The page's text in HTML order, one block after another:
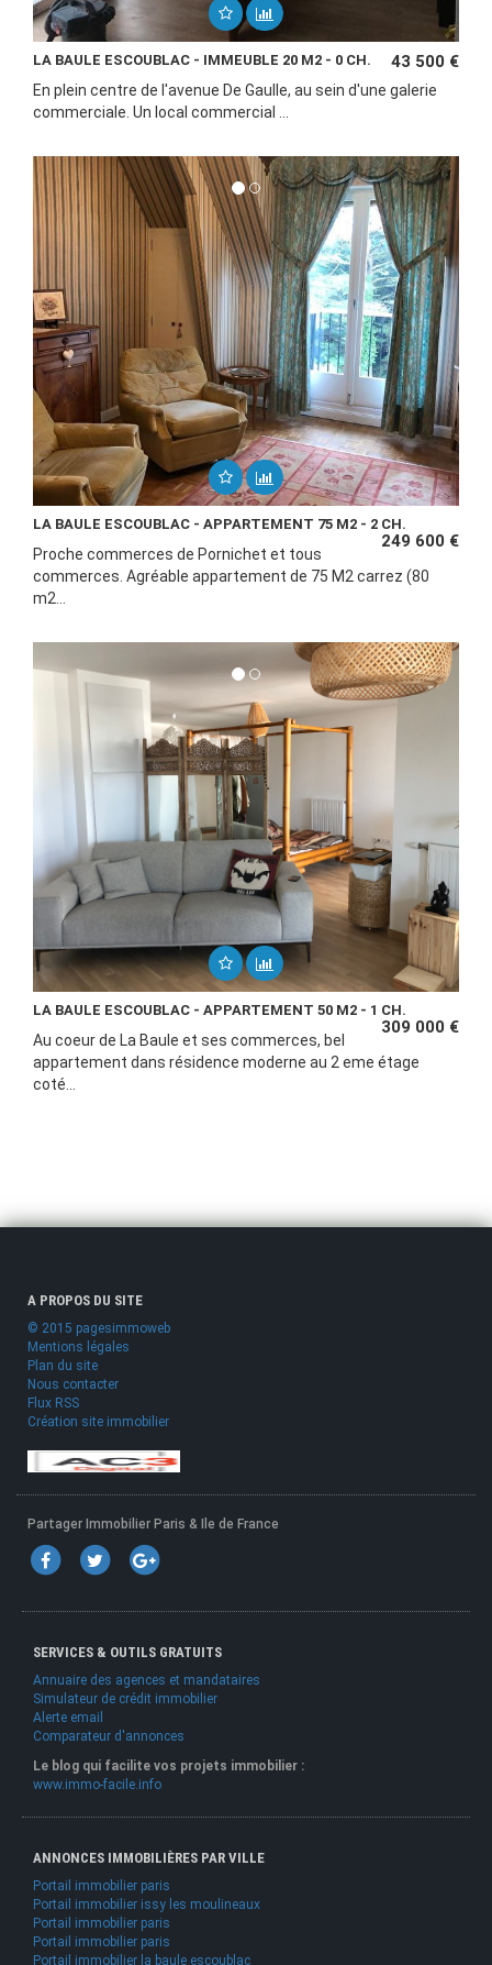
LA BAULE ESCOUBLAC - IMMEUBLE 20 M2 - 0 CH. 43 500 €
En plein centre de l'avenue De Gaulle, au sein d'une galerie
commerciale. Un local commercial ...
LA BAULE ESCOUBLAC - APPARTEMENT 75 M2 - 2 CH.
249 600 €
Proche commerces de Pornichet et tous
commerces. Agréable appartement de 75 M2 carrez (80
m2...
LA BAULE ESCOUBLAC - APPARTEMENT 50 M2 - 1 CH.
309 000 €
Au coeur de La Baule et ses commerces, bel
appartement dans résidence moderne au 2 eme étage
coté...
A PROPOS DU SITE
© 2015 pagesimmoweb
Mentions légales
Plan du site
Nous contacter
Flux RSS
Création site immobilier
Partager Immobilier Paris & Ile de France
SERVICES & OUTILS GRATUITS
Annuaire des agences et mandataires
Simulateur de crédit immobilier
Alerte email
Comparateur d'annonces
Le blog qui facilite vos projets immobilier :
www.immo-facile.info
ANNONCES IMMOBILIÈRES PAR VILLE
Portail immobilier paris
Portail immobilier issy les moulineaux
Portail immobilier paris
Portail immobilier paris
Portail immobilier la baule escoublac